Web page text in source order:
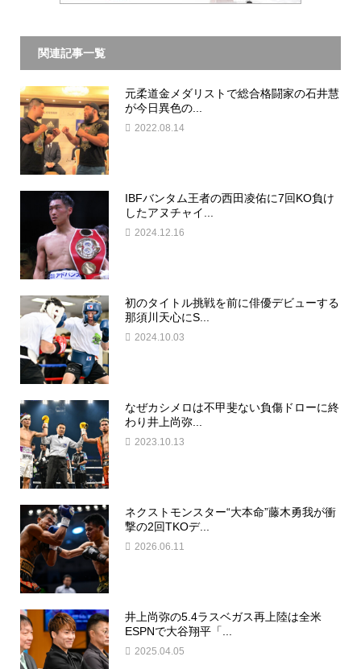
関連記事一覧
元柔道金メダリストで総合格闘家の石井慧
が今日異色の...
2022.08.14
IBFバンタム王者の西田凌佑に7回KO負け
したアヌチャイ...
2024.12.16
初のタイトル挑戦を前に俳優デビューする
那須川天心にS...
2024.10.03
なぜカシメロは不甲斐ない負傷ドローに終
わり井上尚弥...
2023.10.13
ネクストモンスター“大本命”藤木勇我が衝
撃の2回TKOデ...
2026.06.11
井上尚弥の5.4ラスベガス再上陸は全米
ESPNで大谷翔平「...
2025.04.05